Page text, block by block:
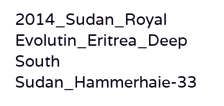
2014_Sudan_Royal
Evolutin_Eritrea_Deep
South
Sudan_Hammerhaie-33